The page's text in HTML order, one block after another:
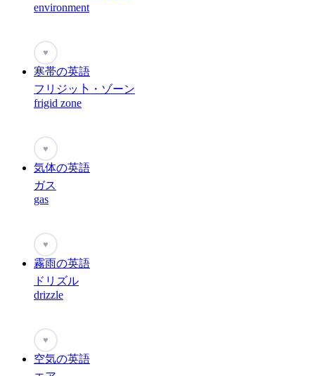
environment
♥
寒帯の英語
フリジッ卜・ゾーン
frigid zone
♥
気体の英語
ガス
gas
♥
霧雨の英語
ドリズル
drizzle
♥
空気の英語